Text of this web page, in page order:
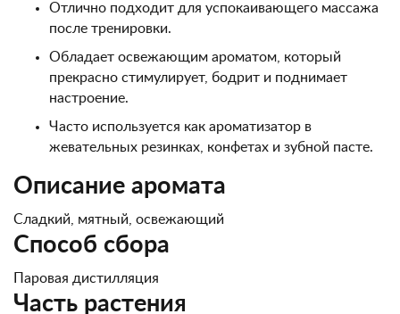
Отлично подходит для успокаивающего массажа
после тренировки.
Обладает освежающим ароматом, который
прекрасно стимулирует, бодрит и поднимает
настроение.
Часто используется как ароматизатор в
жевательных резинках, конфетах и зубной пасте.
Описание аромата
Сладкий, мятный, освежающий
Способ сбора
Паровая дистилляция
Часть растения